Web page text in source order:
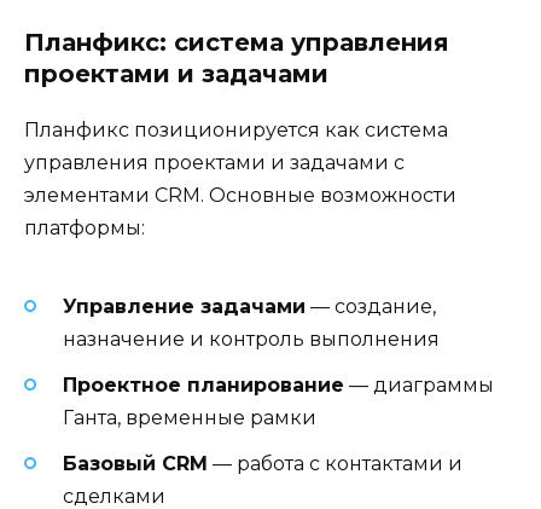
Планфикс: система управления
проектами и задачами
Планфикс позиционируется как система
управления проектами и задачами с
элементами CRM. Основные возможности
платформы:
Управление задачами — создание,
назначение и контроль выполнения
Проектное планирование — диаграммы
Ганта, временные рамки
Базовый CRM — работа с контактами и
сделками